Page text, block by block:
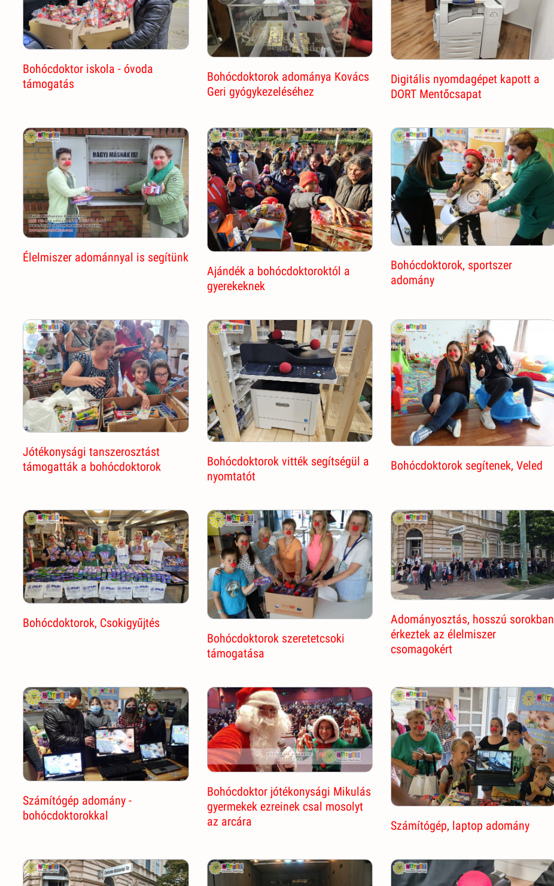
Bohócdoktor iskola - óvoda
támogatás
Bohócdoktorok adománya Kovács
Geri gyógykezeléséhez
Digitális nyomdagépet kapott a
DORT Mentőcsapat
Élelmiszer adománnyal is segítünk
Ajándék a bohócdoktoroktól a
gyerekeknek
Bohócdoktorok, sportszer
adomány
Jótékonysági tanszerosztást
támogatták a bohócdoktorok
Bohócdoktorok vitték segítségül a
nyomtatót
Bohócdoktorok segítenek, Veled
Bohócdoktorok, Csokigyűjtés
Bohócdoktorok szeretetcsoki
támogatása
Adományosztás, hosszú sorokban
érkeztek az élelmiszer
csomagokért
Számítógép adomány -
bohócdoktorokkal
Bohócdoktor jótékonysági Mikulás
gyermekek ezreinek csal mosolyt
az arcára
Számítógép, laptop adomány